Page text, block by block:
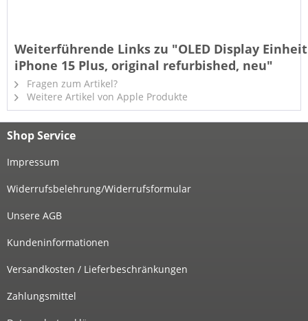
Weiterführende Links zu "OLED Display
iPhone 15 Plus, original refurbished, neu"
Fragen zum Artikel?
Weitere Artikel von Apple Produkte
Shop Service
Impressum
Widerrufsbelehrung/Widerrufsformular
Unsere AGB
Kundeninformationen
Versandkosten / Lieferbeschränkungen
Zahlungsmittel